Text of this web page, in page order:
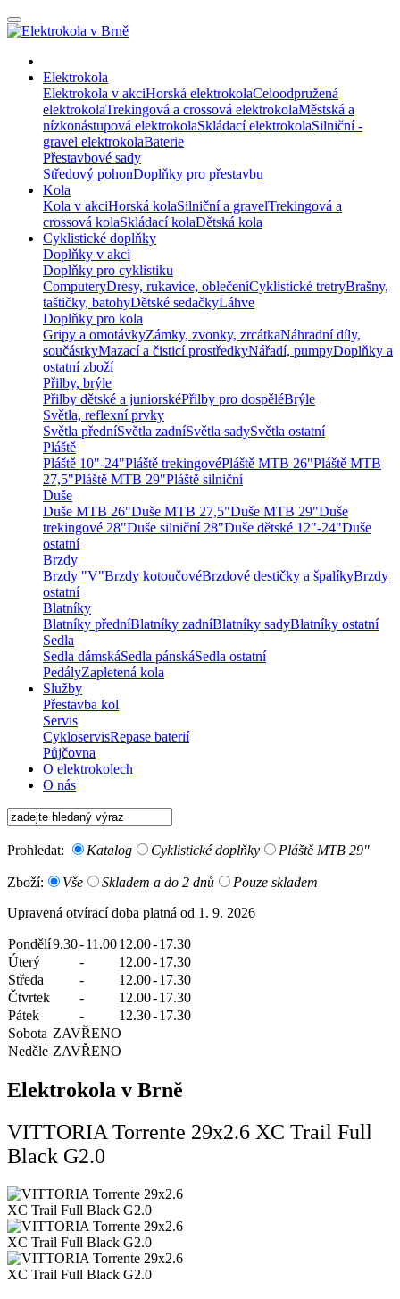
Elektrokola
Elektrokola v akciHorská elektrokolaCeloodpružená
elektrokolaTrekingová a crossová elektrokolaMěstská a
nízkonástupová elektrokolaSkládací elektrokolaSilniční -
gravel elektrokolaBaterie
Přestavbové sady
Středový pohonDoplňky pro přestavbu
Kola
Kola v akciHorská kolaSilniční a gravelTrekingová a
crossová kolaSkládací kolaDětská kola
Cyklistické doplňky
Doplňky v akci
Doplňky pro cyklistiku
ComputeryDresy, rukavice, oblečeníCyklistické tretryBrašny,
taštičky, batohyDětské sedačkyLáhve
Doplňky pro kola
Gripy a omotávkyZámky, zvonky, zrcátkaNáhradní díly,
součástkyMazací a čisticí prostředkyNářadí, pumpyDoplňky a
ostatní zboží
Přilby, brýle
Přilby dětské a juniorskéPřilby pro dospěléBrýle
Světla, reflexní prvky
Světla předníSvětla zadníSvětla sadySvětla ostatní
Pláště
Pláště 10"-24"Pláště trekingovéPláště MTB 26"Pláště MTB
27,5"Pláště MTB 29"Pláště silniční
Duše
Duše MTB 26"Duše MTB 27,5"Duše MTB 29"Duše
trekingové 28"Duše silniční 28"Duše dětské 12"-24"Duše
ostatní
Brzdy
Brzdy "V"Brzdy kotoučovéBrzdové destičky a špalíkyBrzdy
ostatní
Blatníky
Blatníky předníBlatníky zadníBlatníky sadyBlatníky ostatní
Sedla
Sedla dámskáSedla pánskáSedla ostatní
PedályZapletená kola
Služby
Přestavba kol
Servis
CykloservisRepase baterií
Půjčovna
O elektrokolech
O nás
Prohledat: Katalog Cyklistické doplňky Pláště MTB 29"
Zboží: Vše Skladem a do 2 dnů
Pouze skladem
Upravená otvírací doba platná od 1. 9. 2026
Pondělí9.30-11.0012.00-17.30
Úterý
- 12.00-17.30
Středa
- 12.00-17.30
Čtvrtek
- 12.00-17.30
Pátek
- 12.30-17.30
Sobota ZAVŘENO
Neděle ZAVŘENO
Elektrokola v Brně
VITTORIA Torrente 29x2.6 XC Trail Full
Black G2.0